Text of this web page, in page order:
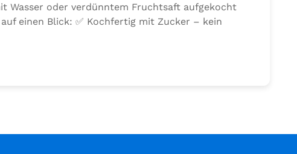
Wasser oder verdünntem Fruchtsaft aufgekocht
einen Blick: ✅ Kochfertig mit Zucker – kein
Durchweichen – für einen stabilen Boden ✅
Kuchen geben – fertig! Ideal für: